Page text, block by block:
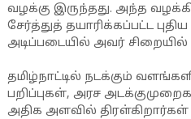
வழக்கு இருந்தது. அந்த
சேர்த்துத் தயாரிக்கப்பட்ட
அடிப்படையில் அவர்
தமிழ்நாட்டில் நடக்கும்
பறிப்புகள், அரச
அதிக அளவில் திரள்கிறார்கள்